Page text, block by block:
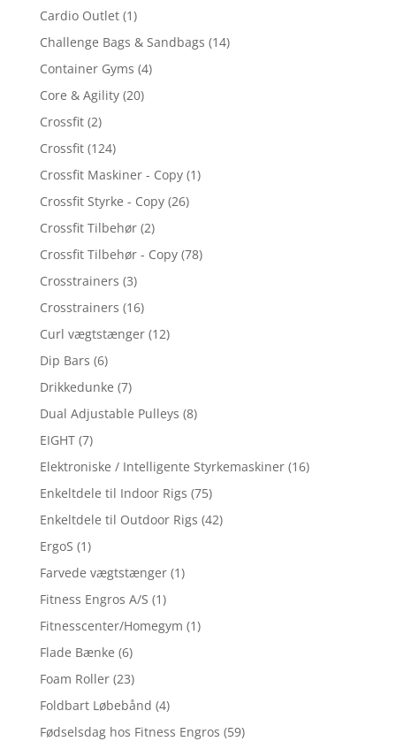
Cardio Outlet (1)
Challenge Bags & Sandbags (14)
Container Gyms (4)
Core & Agility (20)
Crossfit (2)
Crossfit (124)
Crossfit Maskiner - Copy (1)
Crossfit Styrke - Copy (26)
Crossfit Tilbehør (2)
Crossfit Tilbehør - Copy (78)
Crosstrainers (3)
Crosstrainers (16)
Curl vægtstænger (12)
Dip Bars (6)
Drikkedunke (7)
Dual Adjustable Pulleys (8)
EIGHT (7)
Elektroniske / Intelligente Styrkemaskiner (16)
Enkeltdele til Indoor Rigs (75)
Enkeltdele til Outdoor Rigs (42)
ErgoS (1)
Farvede vægtstænger (1)
Fitness Engros A/S (1)
Fitnesscenter/Homegym (1)
Flade Bænke (6)
Foam Roller (23)
Foldbart Løbebånd (4)
Fødselsdag hos Fitness Engros (59)